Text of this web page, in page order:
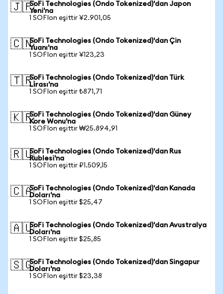
🇯🇵SoFi Technologies (Ondo Tokenized)'dan Japon
Yeni'na
1 SOFIon eşittir ¥2.901,05
🇨🇳SoFi Technologies (Ondo Tokenized)'dan Çin
Yuanı'na
1 SOFIon eşittir ¥123,23
🇹🇷SoFi Technologies (Ondo Tokenized)'dan Türk
Lirası'na
1 SOFIon eşittir ₺871,71
🇰🇷SoFi Technologies (Ondo Tokenized)'dan Güney
Kore Wonu'na
1 SOFIon eşittir ₩25.894,91
🇷🇺SoFi Technologies (Ondo Tokenized)'dan Rus
Rublesi'na
1 SOFIon eşittir ₽1.509,15
🇨🇦SoFi Technologies (Ondo Tokenized)'dan Kanada
Doları'na
1 SOFIon eşittir $25,47
🇦🇺SoFi Technologies (Ondo Tokenized)'dan Avustralya
Doları'na
1 SOFIon eşittir $25,85
🇸🇬SoFi Technologies (Ondo Tokenized)'dan Singapur
Doları'na
1 SOFIon eşittir $23,38